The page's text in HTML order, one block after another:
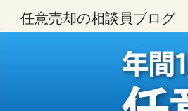
任意売却の相談員ブログ